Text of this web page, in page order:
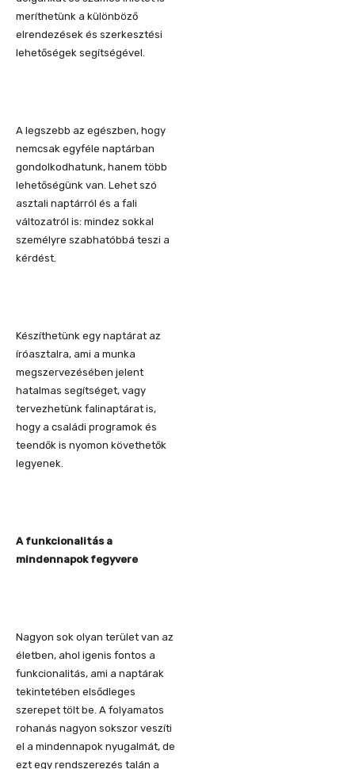
meríthetünk a különböző
elrendezések és szerkesztési
lehetőségek segítségével.
A legszebb az egészben, hogy
nemcsak egyféle naptárban
gondolkodhatunk, hanem több
lehetőségünk van. Lehet szó
asztali naptárról és a fali
változatról is: mindez sokkal
személyre szabhatóbbá teszi a
kérdést.
Készíthetünk egy naptárat az
íróasztalra, ami a munka
megszervezésében jelent
hatalmas segítséget, vagy
tervezhetünk falinaptárat is,
hogy a családi programok és
teendők is nyomon követhetők
legyenek.
A funkcionalitás a
mindennapok fegyvere
Nagyon sok olyan terület van az
életben, ahol igenis fontos a
funkcionalitás, ami a naptárak
tekintetében elsődleges
szerepet tölt be. A folyamatos
rohanás nagyon sokszor veszíti
el a mindennapok nyugalmát, de
ezt egy rendszerezés talán a